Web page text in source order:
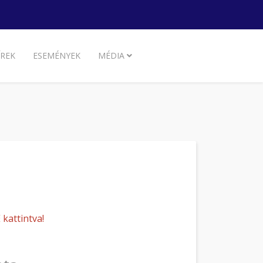
ESEMÉNYEK MÉDIA
kattintva!